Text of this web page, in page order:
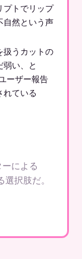
プトでリップ
自然という声
扱うカットの
弱い、と
ーザー報告
れている
による
択肢だ。